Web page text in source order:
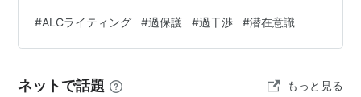
るけれど イレギュラーになるのでイライラしてしまうん
ですよね。 そこまで怒らなくていいのに… そこまで嫌味
う 過保護・過干渉が酷くて、子供の行動に一喜一憂した
#ALCライティング #過保護 #過干渉 #潜在意識
ネットで話題 もっと見る